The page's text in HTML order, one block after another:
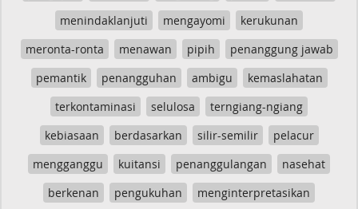
menindaklanjuti
mengayomi
kerukunan
meronta-ronta
menawan pipih
penanggung jawab
pemantik
penangguhan ambigu
kemaslahatan
terkontaminasi
selulosa
terngiang-ngiang
kebiasaan
berdasarkan silir-semilir
pelacur
mengganggu
kuitansi penanggulangan
nasehat
berkenan
pengukuhan menginterpretasikan